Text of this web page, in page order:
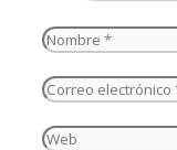
Nombre
Correo
Web